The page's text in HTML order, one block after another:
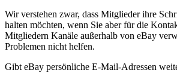
Wir verstehen zwar, dass Mitglieder ihre
halten möchten, wenn Sie aber für die
Mitgliedern Kanäle außerhalb von eBay
Problemen nicht helfen.
Gibt eBay persönliche E-Mail-Adressen